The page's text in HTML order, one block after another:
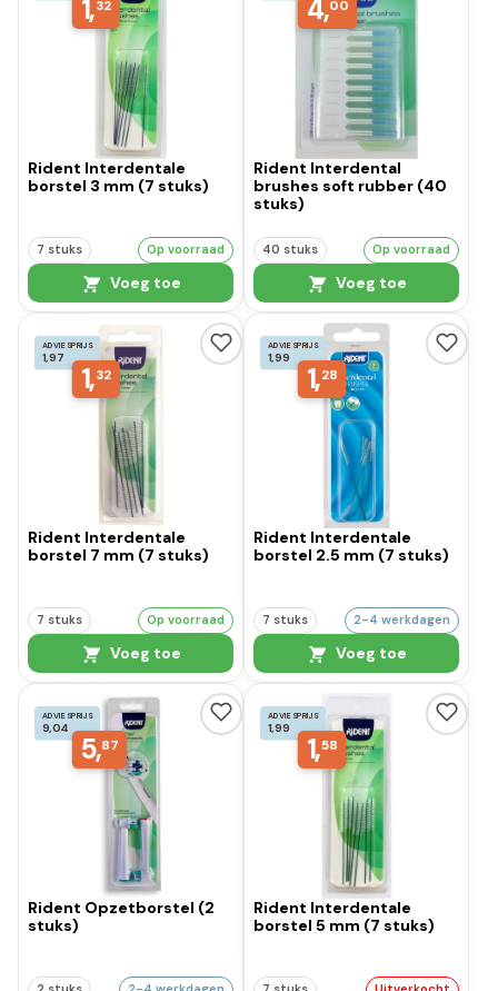
1,32
Rident Interdentale
borstel 3 mm (7 stuks)
7 stuks Op voorraad
Voeg toe
4,00
Rident Interdental
brushes soft rubber (40
stuks)
40 stuks Op voorraad
Voeg toe
ADVIESPRIJS
1,97
1,32
Rident Interdentale
borstel 7 mm (7 stuks)
7 stuks Op voorraad
Voeg toe
ADVIESPRIJS
1,99
1,28
Rident Interdentale
borstel 2.5 mm (7 stuks)
7 stuks 2-4 werkdagen
Voeg toe
ADVIESPRIJS
9,04
5,87
Rident Opzetborstel (2
stuks)
ADVIESPRIJS
1,99
1,58
Rident Interdentale
borstel 5 mm (7 stuks)